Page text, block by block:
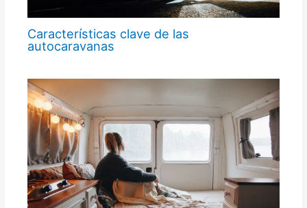
Características clave de las
autocaravanas